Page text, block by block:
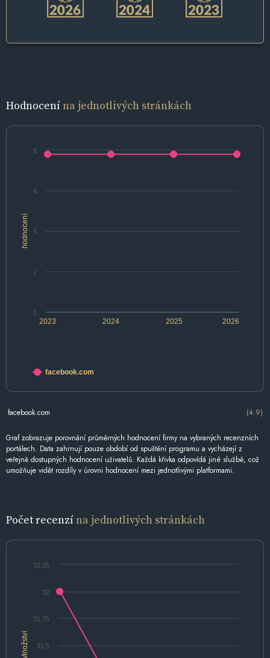
Hodnocenína jednotlivých stránkách
hodnocení
2024 2026
2023 2025
1
2
3
4
5
facebook.com
facebook.com (4.9)
Graf zobrazuje porovnání průměrných hodnocení firmy na vybraných recenzních
portálech. Data zahrnují pouze období od spuštění programu a vycházejí z
veřejně dostupných hodnocení uživatelů. Každá křivka odpovídá jiné službě, což
umožňuje vidět rozdíly v úrovni hodnocení mezi jednotlivými platformami.
Počet recenzína jednotlivých stránkách
Množství 31.5
31.75
32
32.25